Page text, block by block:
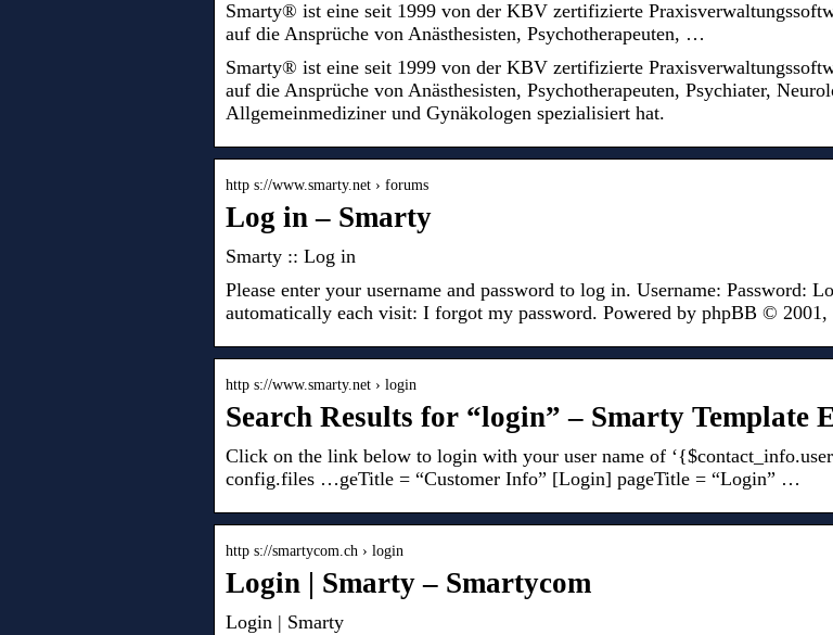
Smarty® ist eine seit 1999 von der KBV zertifizierte
auf die Ansprüche von Anästhesisten, Psychotherapeuten, …
Smarty® ist eine seit 1999 von der KBV zertifizierte
auf die Ansprüche von Anästhesisten, Psychotherapeuten, Psychiater,
Allgemeinmediziner und Gynäkologen spezialisiert hat.
http s://www.smarty.net › forums
Log in – Smarty
Smarty :: Log in
Please enter your username and password to log in. Username: Password:
automatically each visit: I forgot my password. Powered by phpBB ©
http s://www.smarty.net › login
Search Results for “login” – Smarty Template
Click on the link below to login with your user name of
config.files …geTitle = “Customer Info” [Login] pageTitle = “Login” …
http s://smartycom.ch › login
Login | Smarty – Smartycom
Login | Smarty